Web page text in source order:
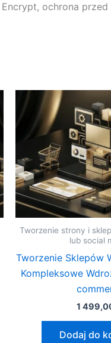
ochrona przed
Tworzenie strony i
lub social
Tworzenie Sklepów
Kompleksowe
1
Dodaj do